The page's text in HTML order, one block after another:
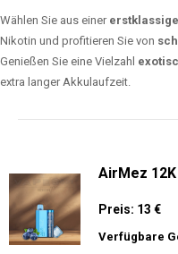
Wählen Sie aus einer
Nikotin und profitieren Sie von
Genießen Sie eine Vielzahl
extra langer Akkulaufzeit.
AirMez
Preis: 13 €
Verfügbare